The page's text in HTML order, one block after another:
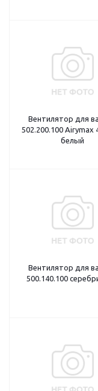
Вентилятор для
502.200.100 Airymax
белый
Вентилятор для
500.140.100